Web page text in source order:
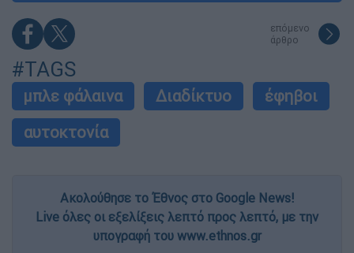
επόμενο
άρθρο
#TAGS
μπλε φάλαινα Διαδίκτυο
έφηβοι
αυτοκτονία
Ακολούθησε το Έθνος στο Google News!
Live όλες οι εξελίξεις λεπτό προς λεπτό, με την
υπογραφή του www.ethnos.gr